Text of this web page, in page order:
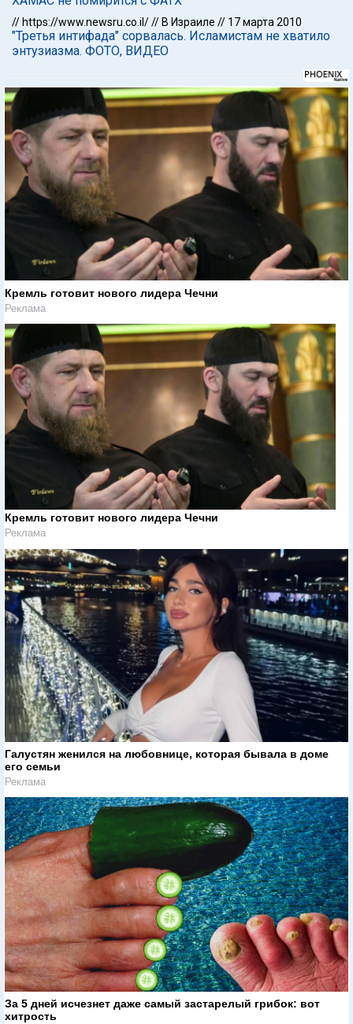
// https://www.newsru.co.il/// В Израиле // 17 марта 2010
"Третья интифада" сорвалась. Исламистам не хватило
энтузиазма. ФОТО, ВИДЕО
Кремль готовит нового лидера Чечни
Реклама
Кремль готовит нового лидера Чечни
Реклама
Галустян женился на любовнице, которая бывала в доме
его семьи
Реклама
За 5 дней исчезнет даже самый застарелый грибок: вот
хитрость